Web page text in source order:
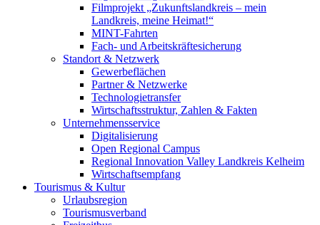
Filmprojekt „Zukunftslandkreis – mein
Landkreis, meine Heimat!“
MINT-Fahrten
Fach- und Arbeitskräftesicherung
Standort & Netzwerk
Gewerbeflächen
Partner & Netzwerke
Technologietransfer
Wirtschaftsstruktur, Zahlen & Fakten
Unternehmensservice
Digitalisierung
Open Regional Campus
Regional Innovation Valley Landkreis Kelheim
Wirtschaftsempfang
Tourismus & Kultur
Urlaubsregion
Tourismusverband